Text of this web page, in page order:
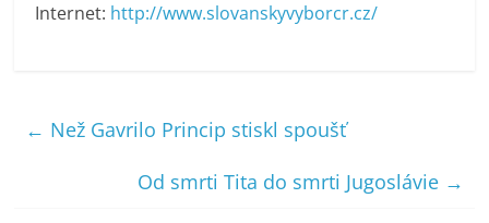
Internet: http://www.slovanskyvyborcr.cz/
← Než Gavrilo Princip stiskl spoušť
Od smrti Tita do smrti Jugoslávie →